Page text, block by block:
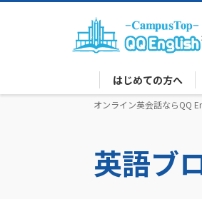
はじめての方へ
オンライン英会話ならQQ
英語ブ